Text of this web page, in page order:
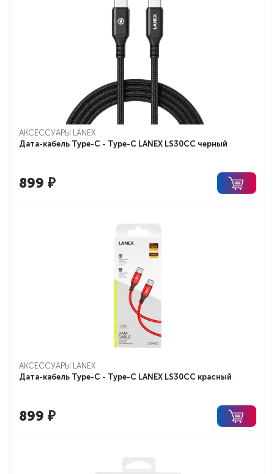
АКСЕССУАРЫ LANEX
Дата-кабель Type-C - Type-C LANEX LS30CC черный
899 ₽
АКСЕССУАРЫ LANEX
Дата-кабель Type-C - Type-C LANEX LS30CC красный
899 ₽